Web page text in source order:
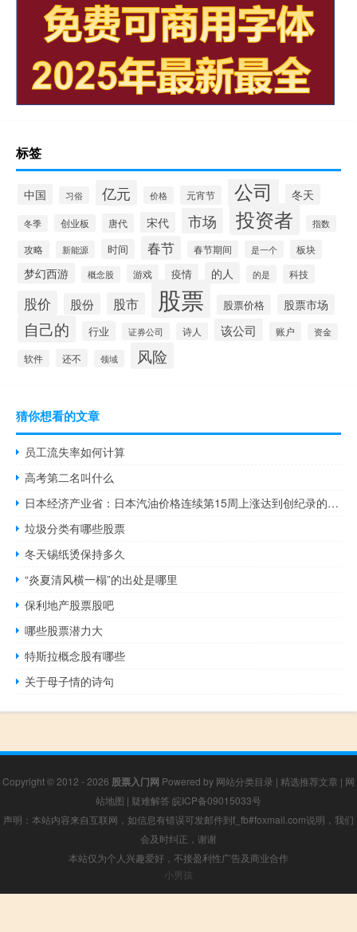
标签
中国 习俗 亿元 价格 元宵节 公司 冬天
冬季 创业板 唐代 宋代 市场 投资者 指数
攻略 新能源 时间 春节 春节期间 是一个 板块
梦幻西游 概念股 游戏 疫情 的人 的是 科技
股价 股份 股市 股票 股票价格 股票市场
自己的 行业 证券公司 诗人 该公司 账户 资金
软件 还不 领域 风险
猜你想看的文章
员工流失率如何计算
高考第二名叫什么
日本经济产业省：日本汽油价格连续第15周上涨达到创纪录的高点
垃圾分类有哪些股票
冬天锡纸烫保持多久
“炎夏清风横一榻”的出处是哪里
保利地产股票股吧
哪些股票潜力大
特斯拉概念股有哪些
关于母子情的诗句
Copyright © 2012 - 2026 股票入门网 Powered by 网站分类目录 | 精选推荐文章 | 网
站地图 | 疑难解答 皖ICP备09015033号
声明：本站内容来自互联网，如信息有错误可发邮件到f_fb#foxmail.com说明，我们
会及时纠正，谢谢
本站仅为个人兴趣爱好，不接盈利性广告及商业合作
小男孩